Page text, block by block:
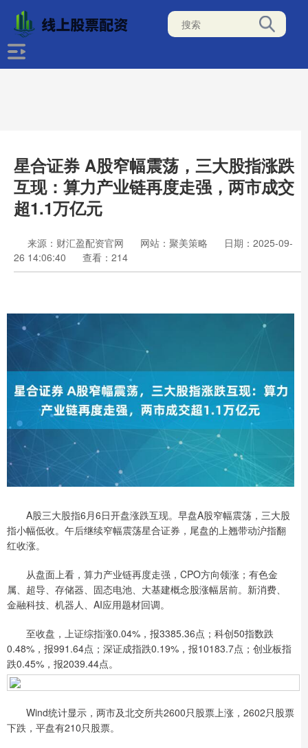
星合证券 A股窄幅震荡，三大股指涨跌
互现：算力产业链再度走强，两市成交
超1.1万亿元
来源：财汇盈配资官网 网站：聚美策略
日期：2025-09-
26 14:06:40
查看：214
A股三大股指6月6日开盘涨跌互现。早盘A股窄幅震荡，三大股
指小幅低收。午后继续窄幅震荡星合证券，尾盘的上翘带动沪指翻
红收涨。
从盘面上看，算力产业链再度走强，CPO方向领涨；有色金
属、超导、存储器、固态电池、大基建概念股涨幅居前。新消费、
金融科技、机器人、AI应用题材回调。
至收盘，上证综指涨0.04%，报3385.36点；科创50指数跌
0.48%，报991.64点；深证成指跌0.19%，报10183.7点；创业板指
跌0.45%，报2039.44点。
Wind统计显示，两市及北交所共2600只股票上涨，2602只股票
下跌，平盘有210只股票。